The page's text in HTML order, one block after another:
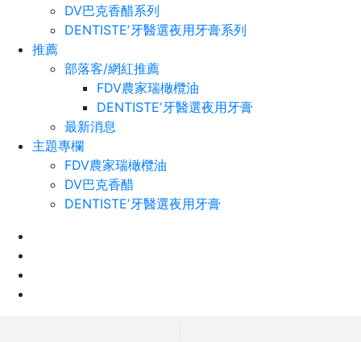
DV巴克香醋系列
DENTISTEʼ牙醫選夜用牙膏系列
推薦
部落客/網紅推薦
FDV農家瑞橄欖油
DENTISTEʼ牙醫選夜用牙膏
最新消息
主題專欄
FDV農家瑞橄欖油
DV巴克香醋
DENTISTEʼ牙醫選夜用牙膏